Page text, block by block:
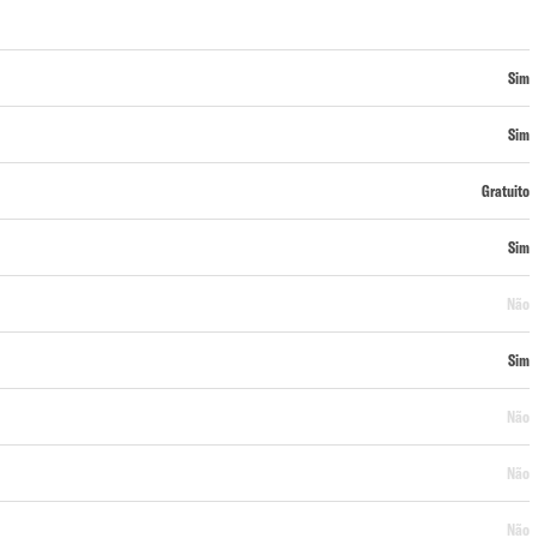
Sim
Sim
Gratuito
Sim
Não
Sim
Não
Não
Não